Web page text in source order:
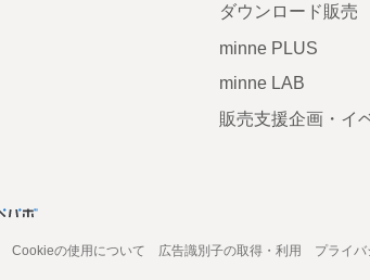
ダウンロード販売
minne PLUS
minne LAB
販売支援企画・イ
Cookieの使用について 広告識別子の取得・利用 プライ